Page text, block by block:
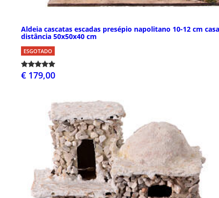
Aldeia cascatas escadas presépio napolitano 10-12 cm
distância 50x50x40 cm
ESGOTADO
€ 179,00